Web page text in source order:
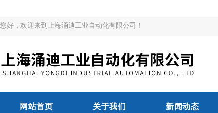
您好，欢迎来到上海涌迪工业自动化有限公司！
网站首页 关于我们 新闻动态